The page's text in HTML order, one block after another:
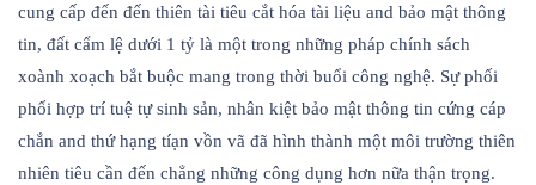
cung cấp đến đến thiên tài tiêu cắt hóa tài liệu and bảo mật thông
tin, đất cẩm lệ dưới 1 tỷ là một trong những pháp chính sách
xoành xoạch bắt buộc mang trong thời buổi công nghệ. Sự phối
phối hợp trí tuệ tự sinh sản, nhân kiệt bảo mật thông tin cứng cáp
chắn and thứ hạng tíạn vồn vã đã hình thành một môi trường thiên
nhiên tiêu cần đến chẳng những công dụng hơn nữa thận trọng.